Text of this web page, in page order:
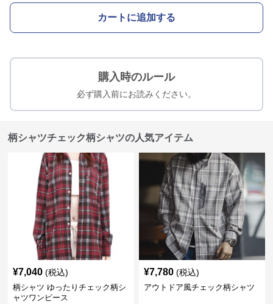
カートに追加する
購入時のルール
必ず購入前にお読みください。
柄シャツチェック柄シャツの人気アイテム
¥7,040 (税込)
柄シャツ ゆったりチェック柄シ
ャツワンピース
¥7,780 (税込)
アウトドア風チェック柄シャツ